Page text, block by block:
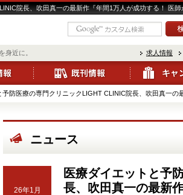
院長、吹田真一の最新作『年間1万人が成功する！ 医
身近に。 求人情報
防医療の専門クリニックLIGHT CLINIC院長、吹田真一の
ニュース
26年1月
医療ダイエットと予
長、吹田真一の最新